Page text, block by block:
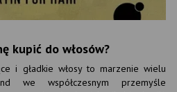
kupić do włosów?
i gładkie włosy to marzenie wielu
we współczesnym przemyśle